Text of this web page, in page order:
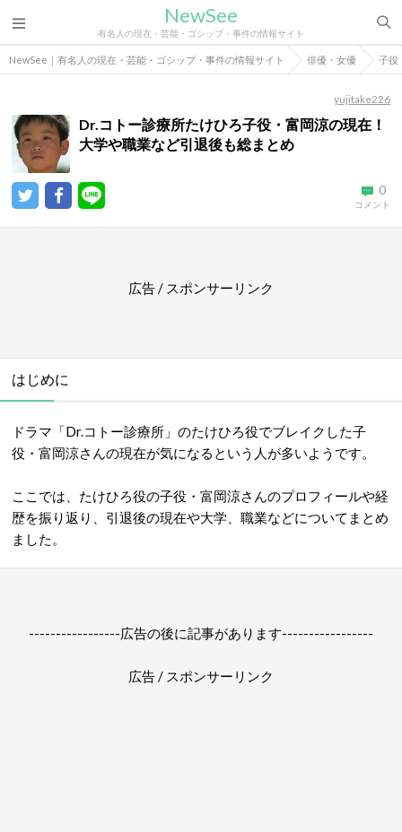
NewSee
有名人の現在・芸能・ゴシップ・事件の情報サイト
NewSee｜有名人の現在・芸能・ゴシップ・事件の情報サイト 俳優・女優 子役
yujitake226
Dr.コトー診療所たけひろ子役・富岡涼の現在！
大学や職業など引退後も総まとめ
0
コメント
広告 / スポンサーリンク
はじめに
ドラマ「Dr.コトー診療所」のたけひろ役でブレイクした子
役・富岡涼さんの現在が気になるという人が多いようです。
ここでは、たけひろ役の子役・富岡涼さんのプロフィールや経
歴を振り返り、引退後の現在や大学、職業などについてまとめ
ました。
-----------------広告の後に記事があります-----------------
広告 / スポンサーリンク